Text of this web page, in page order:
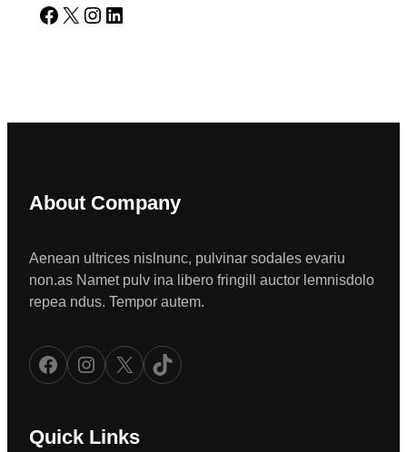
Facebook X Instagram LinkedIn
About Company
Aenean ultrices nislnunc, pulvinar sodales evariu
non.as Namet pulv ina libero fringill auctor lemnisdolo
repea ndus. Tempor autem.
Facebook Instagram X TikTok
Quick Links